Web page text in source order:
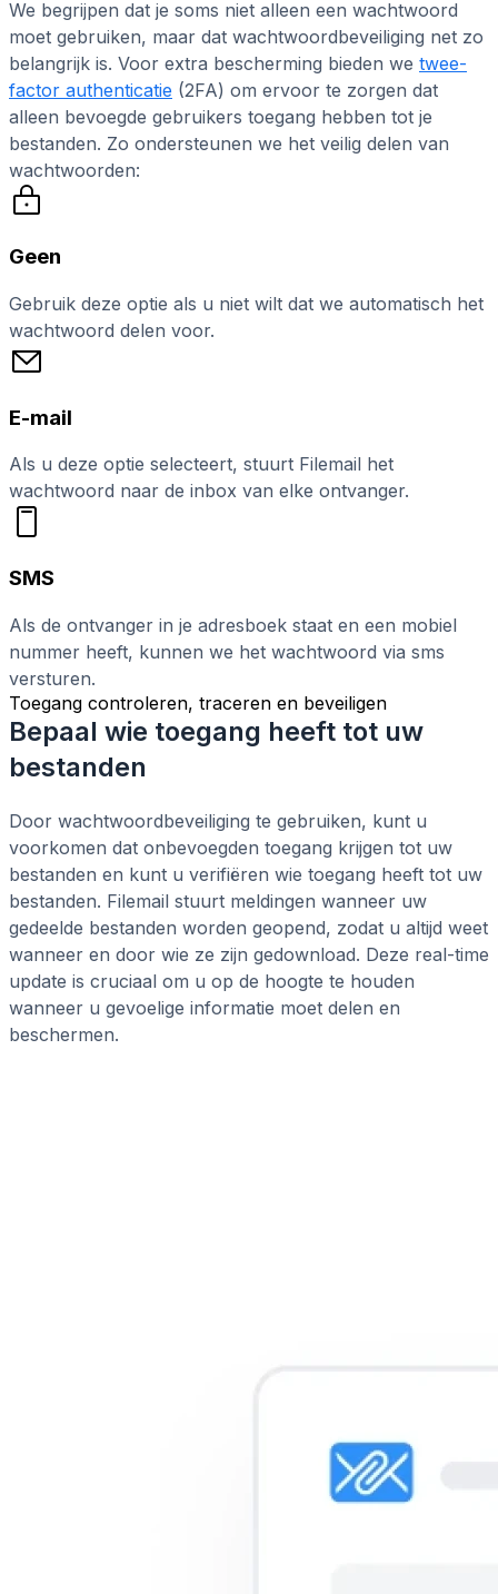
We begrijpen dat je soms niet alleen een wachtwoord
moet gebruiken, maar dat wachtwoordbeveiliging net zo
belangrijk is. Voor extra bescherming bieden we twee-
factor authenticatie (2FA) om ervoor te zorgen dat
alleen bevoegde gebruikers toegang hebben tot je
bestanden. Zo ondersteunen we het veilig delen van
wachtwoorden:
Geen
Gebruik deze optie als u niet wilt dat we automatisch het
wachtwoord delen voor.
E-mail
Als u deze optie selecteert, stuurt Filemail het
wachtwoord naar de inbox van elke ontvanger.
SMS
Als de ontvanger in je adresboek staat en een mobiel
nummer heeft, kunnen we het wachtwoord via sms
versturen.
Toegang controleren, traceren en beveiligen
Bepaal wie toegang heeft tot uw
bestanden
Door wachtwoordbeveiliging te gebruiken, kunt u
voorkomen dat onbevoegden toegang krijgen tot uw
bestanden en kunt u verifiëren wie toegang heeft tot uw
bestanden. Filemail stuurt meldingen wanneer uw
gedeelde bestanden worden geopend, zodat u altijd weet
wanneer en door wie ze zijn gedownload. Deze real-time
update is cruciaal om u op de hoogte te houden
wanneer u gevoelige informatie moet delen en
beschermen.